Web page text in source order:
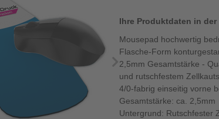
Ihre Produktdaten in der
Mousepad hochwertig
Flasche-Form
2,5mm Gesamtstärke -
und rutschfestem
4/0-fabrig einseitig vorne
Gesamtstärke: ca. 2,5mm
Untergrund: Rutschfester